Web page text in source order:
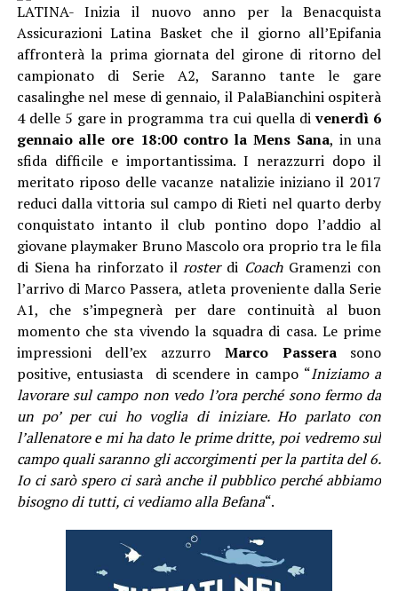
LATINA- Inizia il nuovo anno per la Benacquista
Assicurazioni Latina Basket che il giorno all’Epifania
affronterà la prima giornata del girone di ritorno del
campionato di Serie A2, Saranno tante le gare
casalinghe nel mese di gennaio, il PalaBianchini ospiterà
4 delle 5 gare in programma tra cui quella divenerdì 6
gennaio alle ore 18:00 contro la Mens Sana, in una
sfida difficile e importantissima. I nerazzurri dopo il
meritato riposo delle vacanze natalizie iniziano il 2017
reduci dalla vittoria sul campo di Rieti nel quarto derby
conquistato intanto il club pontino dopo l’addio al
giovane playmaker Bruno Mascolo ora proprio tra le fila
di Siena ha rinforzato ilrosterdi CoachGramenzi con
l’arrivo di Marco Passera, atleta proveniente dalla Serie
A1, che s’impegnerà per dare continuità al buon
momento che sta vivendo la squadra di casa. Le prime
impressioni dell’ex azzurro Marco Passerasono
positive, entusiasta di scendere in campo “Iniziamo a
lavorare sul campo non vedo l’ora perché sono fermo da
un po’ per cui ho voglia di iniziare. Ho parlato con
l’allenatore e mi ha dato le prime dritte, poi vedremo sul
campo quali saranno gli accorgimenti per la partita del 6.
Io ci sarò spero ci sarà anche il pubblico perché abbiamo
bisogno di tutti, ci vediamo alla Befana“.